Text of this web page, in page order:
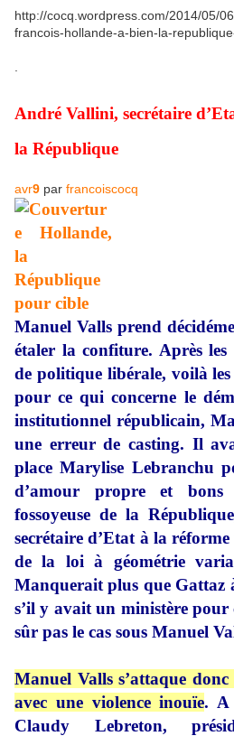
http://cocq.wordpress.com/2014/05/
francois-hollande-a-bien-la-
André Vallini, secrétaire
la République
avr9 par francoiscocq
Manuel Valls prend
étaler la confiture. Après les
de politique libérale, voilà les
pour ce qui concerne le
institutionnel républicain,
une erreur de casting. Il
place Marylise Lebranchu
d’amour propre et bons
fossoyeuse de la
secrétaire d’Etat à la
de la loi à géométrie
Manquerait plus que Gattaz
s’il y avait un ministère pour
sûr pas le cas sous Manuel
Manuel Valls s’attaque
avec une violence inouïe. A
Claudy Lebreton,